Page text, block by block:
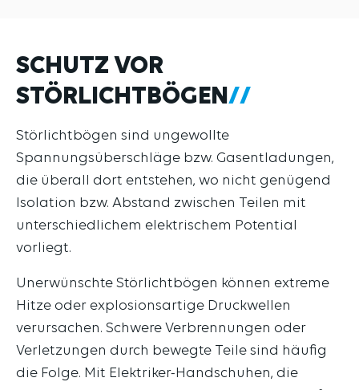
SCHUTZ VOR
STÖRLICHTBÖGEN
Störlichtbögen sind ungewollte
Spannungsüberschläge bzw. Gasentladungen,
die überall dort entstehen, wo nicht genügend
Isolation bzw. Abstand zwischen Teilen mit
unterschiedlichem elektrischem Potential
vorliegt.
Unerwünschte Störlichtbögen können extreme
Hitze oder explosionsartige Druckwellen
verursachen. Schwere Verbrennungen oder
Verletzungen durch bewegte Teile sind häufig
die Folge. Mit Elektriker-Handschuhen, die